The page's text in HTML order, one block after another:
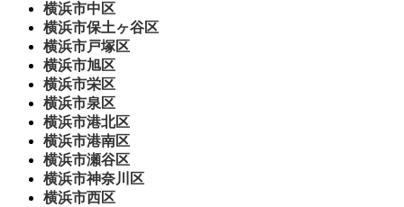
横浜市中区
横浜市保土ヶ谷区
横浜市戸塚区
横浜市旭区
横浜市栄区
横浜市泉区
横浜市港北区
横浜市港南区
横浜市瀬谷区
横浜市神奈川区
横浜市西区